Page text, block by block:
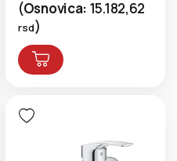
(Osnovica: 15.182,62
rsd)